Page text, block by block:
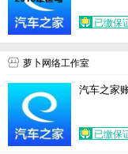
已缴保
萝卜网络工作室
汽车之家
已缴保